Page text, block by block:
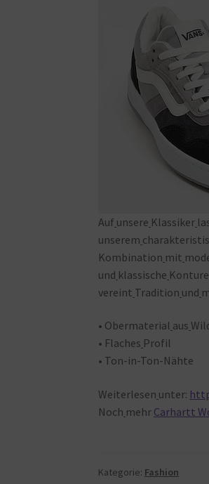
Auf unsere Klassiker
unserem
Kombination mit
und klassische
vereint Tradition und
• Obermaterial aus
• Flaches Profil
• Ton-in-Ton-Nähte
Weiterlesen unter:
Noch mehr Carhartt
Kategorie: Fashion